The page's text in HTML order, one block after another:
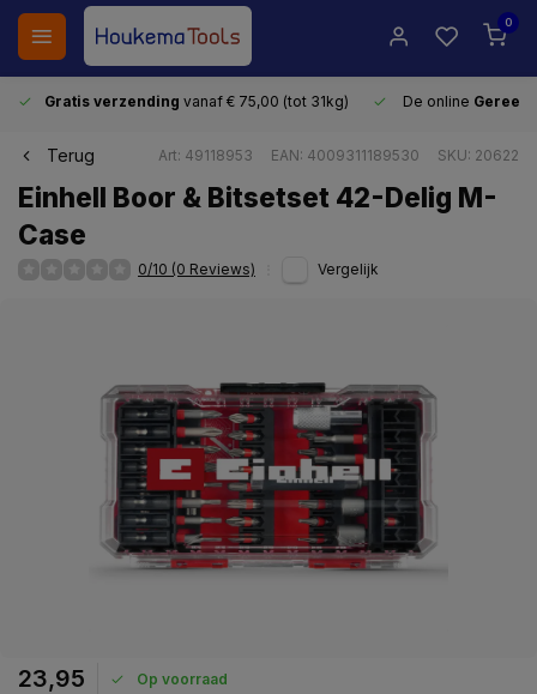
0
Gratis verzending vanaf € 75,00 (tot 31kg) De online
Terug Art: 49118953 EAN: 4009311189530 SKU: 20622
Einhell Boor & Bitsetset 42-Delig M-
Case
0/10 (0 Reviews) Vergelijk
23,95 Op voorraad